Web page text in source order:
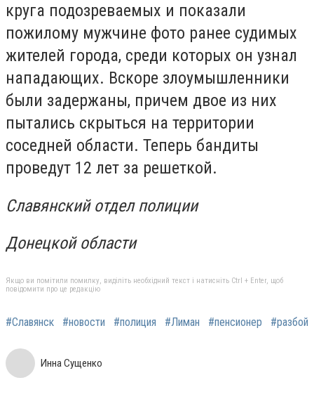
круга подозреваемых и показали
пожилому мужчине фото ранее судимых
жителей города, среди которых он узнал
нападающих. Вскоре злоумышленники
были задержаны, причем двое из них
пытались скрыться на территории
соседней области. Теперь бандиты
проведут 12 лет за решеткой.
Славянский отдел полиции
Донецкой области
Якщо ви помітили помилку, виділіть необхідний текст і натисніть Ctrl + Enter, щоб
повідомити про це редакцію
#Славянск #новости #полиция #Лиман #пенсионер #разбой
Инна Сущенко